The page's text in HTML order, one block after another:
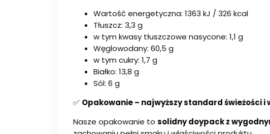
Wartość energetyczna: 1363 kJ / 326 kcal
Tłuszcz: 3,3 g
w tym kwasy tłuszczowe nasycone: 1,1 g
Węglowodany: 60,5 g
w tym cukry: 1,7 g
Białko: 13,8 g
Sól: 6 g
✅ Opakowanie – najwyższy standard świeżości i
Nasze opakowanie to solidny doypack z